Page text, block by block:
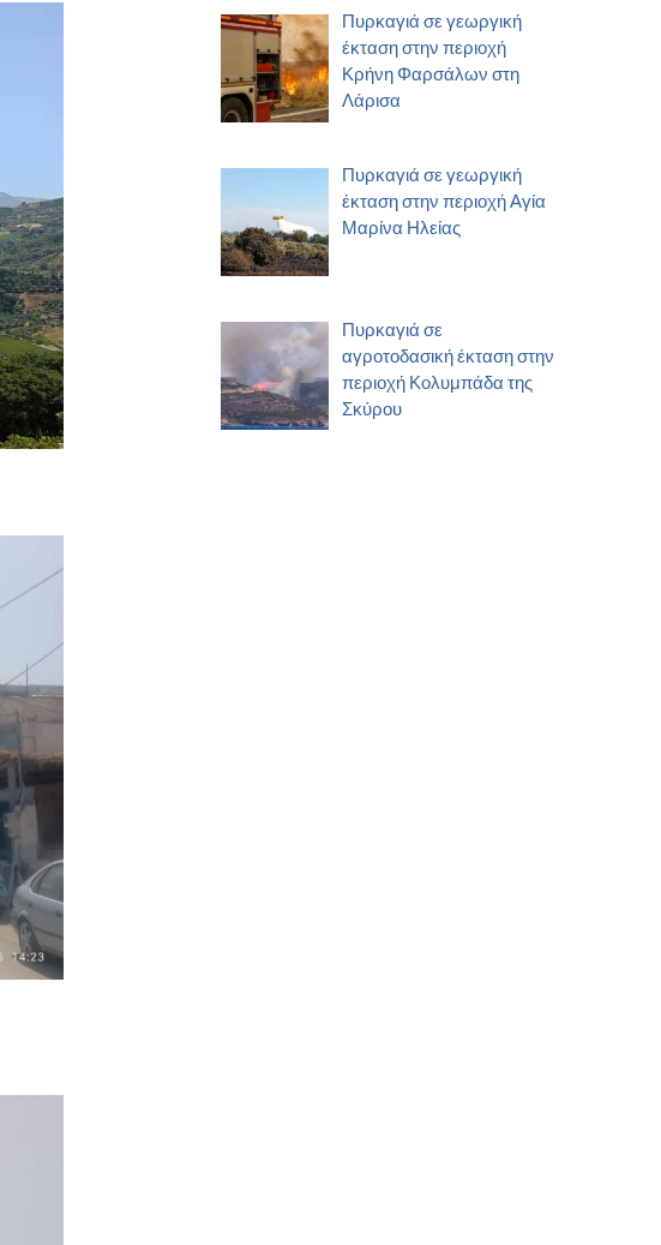
Πυρκαγιά σε γεωργική
έκταση στην περιοχή
Κρήνη Φαρσάλων στη
Λάρισα
Πυρκαγιά σε γεωργική
έκταση στην περιοχή Αγία
Μαρίνα Ηλείας
Πυρκαγιά σε
αγροτοδασική έκταση στην
περιοχή Κολυμπάδα της
Σκύρου